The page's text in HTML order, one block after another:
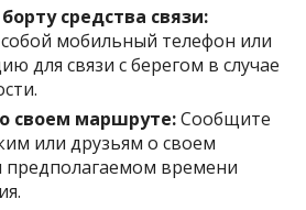
средства связи:
мобильный телефон или
для связи с берегом в случае
своем маршруте:Сообщите
или друзьям о своем
времени